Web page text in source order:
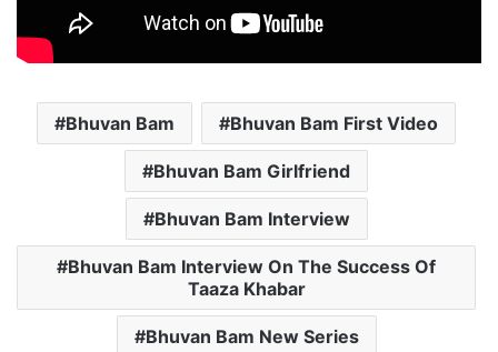
Bhuvan Bam Bhuvan Bam First Video
Bhuvan Bam Girlfriend
Bhuvan Bam Interview
Bhuvan Bam Interview On The Success Of
Taaza Khabar
Bhuvan Bam New Series